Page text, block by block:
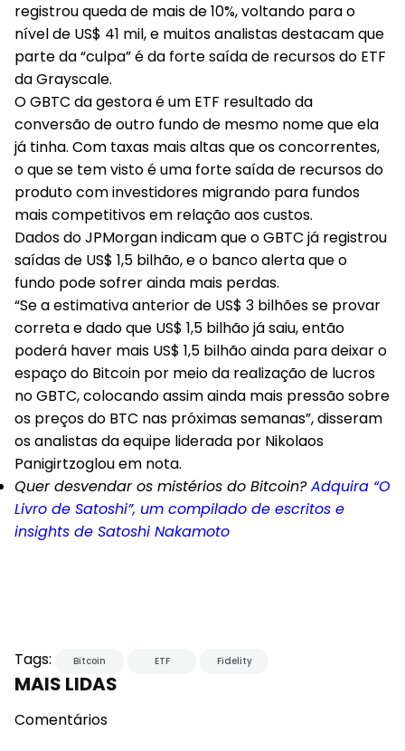
registrou queda de mais de 10%, voltando para o
nível de US$ 41 mil, e muitos analistas destacam que
parte da “culpa” é da forte saída de recursos do ETF
da Grayscale.
O GBTC da gestora é um ETF resultado da
conversão de outro fundo de mesmo nome que ela
já tinha. Com taxas mais altas que os concorrentes,
o que se tem visto é uma forte saída de recursos do
produto com investidores migrando para fundos
mais competitivos em relação aos custos.
Dados do JPMorgan indicam que o GBTC já registrou
saídas de US$ 1,5 bilhão, e o banco alerta que o
fundo pode sofrer ainda mais perdas.
“Se a estimativa anterior de US$ 3 bilhões se provar
correta e dado que US$ 1,5 bilhão já saiu, então
poderá haver mais US$ 1,5 bilhão ainda para deixar o
espaço do Bitcoin por meio da realização de lucros
no GBTC, colocando assim ainda mais pressão sobre
os preços do BTC nas próximas semanas”, disseram
os analistas da equipe liderada por Nikolaos
Panigirtzoglou em nota.
Quer desvendar os mistérios do Bitcoin?Adquira “O
Livro de Satoshi”, um compilado de escritos e
insights de Satoshi Nakamoto
Tags: Bitcoin ETF Fidelity
MAIS LIDAS
Comentários